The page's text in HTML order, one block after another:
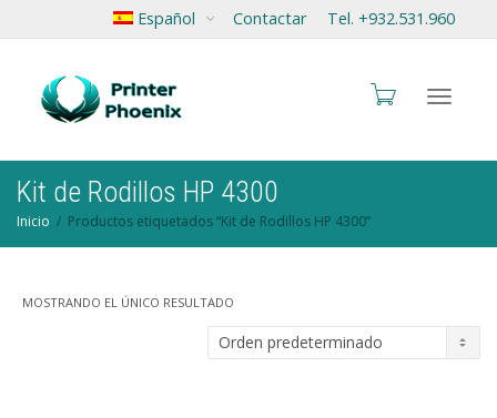
Español Contactar Tel. +932.531.960
Kit de Rodillos HP 4300
Inicio Productos etiquetados “Kit de Rodillos HP 4300”
MOSTRANDO EL ÚNICO RESULTADO